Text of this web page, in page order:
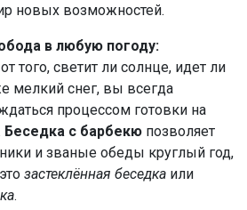
новых возможностей.
в любую погоду:
того, светит ли солнце, идет ли
мелкий снег, вы всегда
процессом готовки на
Беседка с барбекю позволяет
и званые обеды круглый год,
застеклённая беседка или
.